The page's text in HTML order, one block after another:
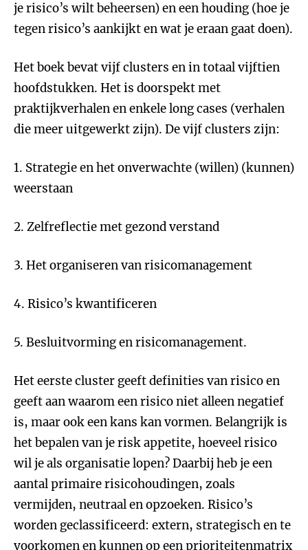
je risico’s wilt beheersen) en een houding (hoe je
tegen risico’s aankijkt en wat je eraan gaat doen).
Het boek bevat vijf clusters en in totaal vijftien
hoofdstukken. Het is doorspekt met
praktijkverhalen en enkele long cases (verhalen
die meer uitgewerkt zijn). De vijf clusters zijn:
1. Strategie en het onverwachte (willen) (kunnen)
weerstaan
2. Zelfreflectie met gezond verstand
3. Het organiseren van risicomanagement
4. Risico’s kwantificeren
5. Besluitvorming en risicomanagement.
Het eerste cluster geeft definities van risico en
geeft aan waarom een risico niet alleen negatief
is, maar ook een kans kan vormen. Belangrijk is
het bepalen van je risk appetite, hoeveel risico
wil je als organisatie lopen? Daarbij heb je een
aantal primaire risicohoudingen, zoals
vermijden, neutraal en opzoeken. Risico’s
worden geclassificeerd: extern, strategisch en te
voorkomen en kunnen op een prioriteitenmatrix